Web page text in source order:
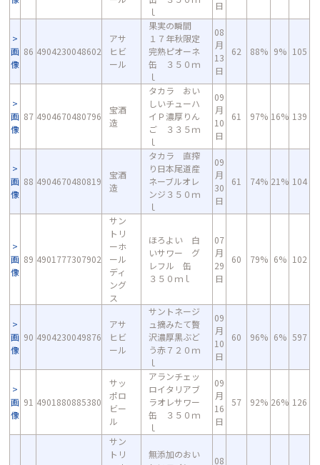
ｌ
日
画
像
86 4904230048602
アサ
ヒビ
ール
果実の瞬間
１７年秋限定
完熟ピオーネ
缶 ３５０ｍ
ｌ
08
月
13
日
62 88% 9% 105
画
像
87 4904670480796
宝酒
造
タカラ おい
しいチューハ
イＰ濃厚りん
ご ３３５ｍ
ｌ
09
月
10
日
61 97% 16% 139
画
像
88 4904670480819
宝酒
造
タカラ 直搾
り日本尾道産
ネーブルオレ
ンジ３５０ｍ
ｌ
09
月
30
日
61 74% 21% 104
画
像
89 4901777307902
サン
トリ
ーホ
ール
ディ
ング
ス
ほろよい 白
いサワー グ
レフル 缶
３５０ｍｌ
07
月
29
日
60 79% 6% 102
画
像
90 4904230049876
アサ
ヒビ
ール
サントネージ
ュ摘みたて贅
沢濃厚黒ぶど
う赤７２０ｍ
ｌ
09
月
10
日
60 96% 6% 597
画
像
91 4901880885380
サッ
ポロ
ビー
ル
アランチェッ
ロイタリアブ
ラオレサワー
缶 ３５０ｍ
ｌ
09
月
16
日
57 92% 26% 126
サン
トリ
無添加のおい
08